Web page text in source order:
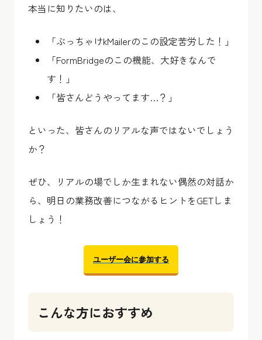
本当に知りたいのは、
「ぶっちゃけkMailerのこの設定苦労した！」
「FormBridgeのこの機能、大好きなんで
す！」
「皆さんどうやってます…？」
といった、皆さんのリアルな声ではないでしょう
か？
ぜひ、リアルの場でしか生まれない偶然の対話か
ら、明日の業務改善につながるヒントをGETしま
しょう！
ユーザー会に参加する
こんな方におすすめ